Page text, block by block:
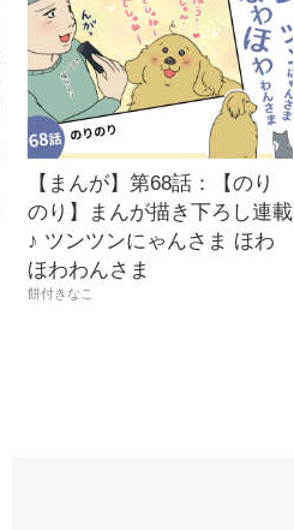
【まんが】第68話：【のり
のり】まんが描き下ろし連載
♪ ツンツンにゃんさま ほわ
ほわわんさま
餅付きなこ